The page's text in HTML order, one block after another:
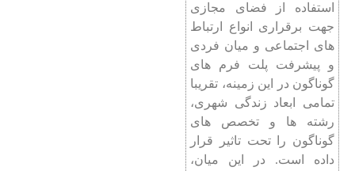
استفاده از فضای مجازی
جهت برقراری انواع ارتباط
های اجتماعی و میان فردی
و پیشرفت پلت فرم‌ های
گوناگون در این زمینه، تقریبا
تمامی ابعاد زندگی شهری،
رشته ها و تخصص های
گوناگون را تحت تاثیر قرار
داده است. در این میان،